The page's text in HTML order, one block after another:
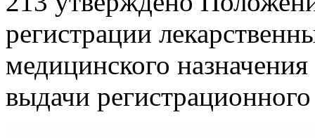
регистрации
медицинского
выдачи